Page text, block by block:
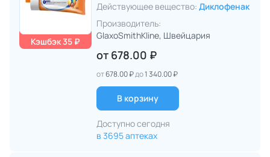
Кэшбэк 35 ₽
Действующее вещество: Диклофенак
Производитель:
GlaxoSmithKline, Швейцария
от 678.00 ₽
от678.00 ₽до1 340.00 ₽
В корзину
Доступно сегодня
в 3695 аптеках